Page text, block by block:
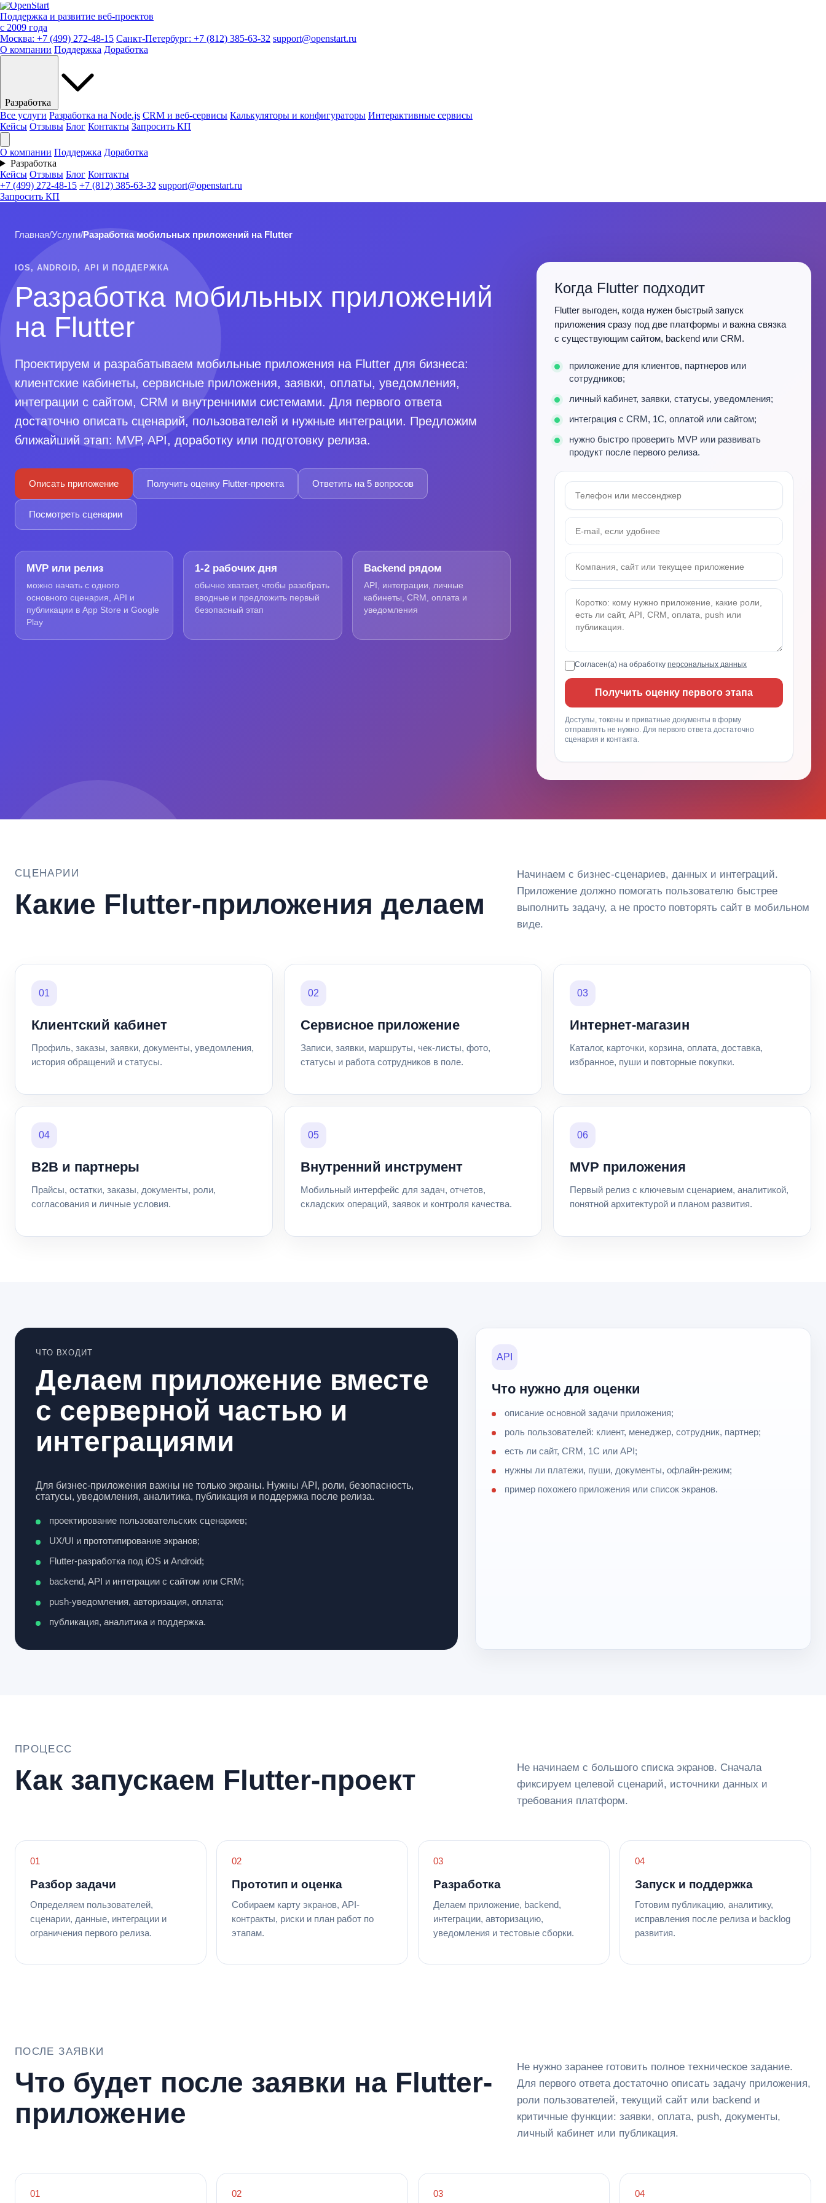
Поддержка и развитие веб-проектов
с 2009 года
Москва: +7 (499) 272-48-15 Санкт-Петербург: +7 (812) 385-63-32 support@openstart.ru
О компании Поддержка Доработка
Разработка
Все услуги Разработка на Node.js CRM и веб-сервисы Калькуляторы и конфигураторы Интерактивные сервисы
Кейсы Отзывы Блог Контакты Запросить КП
О компании Поддержка Доработка
Разработка
Кейсы Отзывы Блог Контакты
+7 (499) 272-48-15 +7 (812) 385-63-32 support@openstart.ru
Запросить КП
Главная/Услуги/Разработка мобильных приложений на Flutter
IOS, ANDROID, API И ПОДДЕРЖКА
Разработка мобильных приложений
на Flutter
Проектируем и разрабатываем мобильные приложения на Flutter для бизнеса:
клиентские кабинеты, сервисные приложения, заявки, оплаты, уведомления,
интеграции с сайтом, CRM и внутренними системами. Для первого ответа
достаточно описать сценарий, пользователей и нужные интеграции. Предложим
ближайший этап: MVP, API, доработку или подготовку релиза.
Описать приложение Получить оценку Flutter-проекта Ответить на 5 вопросов
Посмотреть сценарии
MVP или релиз
можно начать с одного
основного сценария, API и
публикации в App Store и Google
Play
1-2 рабочих дня
обычно хватает, чтобы разобрать
вводные и предложить первый
безопасный этап
Backend рядом
API, интеграции, личные
кабинеты, CRM, оплата и
уведомления
Когда Flutter подходит
Flutter выгоден, когда нужен быстрый запуск
приложения сразу под две платформы и важна связка
с существующим сайтом, backend или CRM.
приложение для клиентов, партнеров или
сотрудников;
личный кабинет, заявки, статусы, уведомления;
интеграция с CRM, 1С, оплатой или сайтом;
нужно быстро проверить MVP или развивать
продукт после первого релиза.
Согласен(а) на обработкуперсональных данных
Получить оценку первого этапа
Доступы, токены и приватные документы в форму
отправлять не нужно. Для первого ответа достаточно
сценария и контакта.
СЦЕНАРИИ
Какие Flutter-приложения делаем
Начинаем с бизнес-сценариев, данных и интеграций.
Приложение должно помогать пользователю быстрее
выполнить задачу, а не просто повторять сайт в мобильном
виде.
01
Клиентский кабинет
Профиль, заказы, заявки, документы, уведомления,
история обращений и статусы.
02
Сервисное приложение
Записи, заявки, маршруты, чек-листы, фото,
статусы и работа сотрудников в поле.
03
Интернет-магазин
Каталог, карточки, корзина, оплата, доставка,
избранное, пуши и повторные покупки.
04
B2B и партнеры
Прайсы, остатки, заказы, документы, роли,
согласования и личные условия.
05
Внутренний инструмент
Мобильный интерфейс для задач, отчетов,
складских операций, заявок и контроля качества.
06
MVP приложения
Первый релиз с ключевым сценарием, аналитикой,
понятной архитектурой и планом развития.
ЧТО ВХОДИТ
Делаем приложение вместе
с серверной частью и
интеграциями
Для бизнес-приложения важны не только экраны. Нужны API, роли, безопасность,
статусы, уведомления, аналитика, публикация и поддержка после релиза.
проектирование пользовательских сценариев;
UX/UI и прототипирование экранов;
Flutter-разработка под iOS и Android;
backend, API и интеграции с сайтом или CRM;
push-уведомления, авторизация, оплата;
публикация, аналитика и поддержка.
API
Что нужно для оценки
описание основной задачи приложения;
роль пользователей: клиент, менеджер, сотрудник, партнер;
есть ли сайт, CRM, 1С или API;
нужны ли платежи, пуши, документы, офлайн-режим;
пример похожего приложения или список экранов.
ПРОЦЕСС
Как запускаем Flutter-проект
Не начинаем с большого списка экранов. Сначала
фиксируем целевой сценарий, источники данных и
требования платформ.
Разбор задачи
Определяем пользователей,
сценарии, данные, интеграции и
ограничения первого релиза.
Прототип и оценка
Собираем карту экранов, API-
контракты, риски и план работ по
этапам.
Разработка
Делаем приложение, backend,
интеграции, авторизацию,
уведомления и тестовые сборки.
Запуск и поддержка
Готовим публикацию, аналитику,
исправления после релиза и backlog
развития.
ПОСЛЕ ЗАЯВКИ
Что будет после заявки на Flutter-
приложение
Не нужно заранее готовить полное техническое задание.
Для первого ответа достаточно описать задачу приложения,
роли пользователей, текущий сайт или backend и
критичные функции: заявки, оплата, push, документы,
личный кабинет или публикация.